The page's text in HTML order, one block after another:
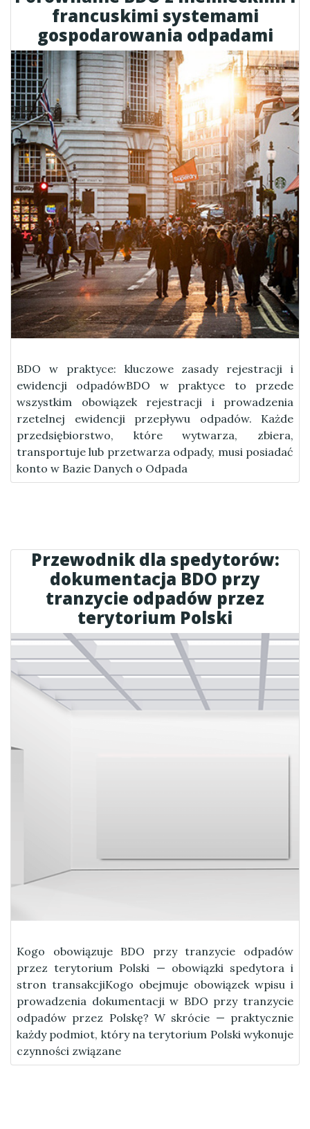
francuskimi systemami
gospodarowania odpadami
BDO w praktyce: kluczowe zasady rejestracji i
ewidencji odpadówBDO w praktyce to przede
wszystkim obowiązek rejestracji i prowadzenia
rzetelnej ewidencji przepływu odpadów. Każde
przedsiębiorstwo, które wytwarza, zbiera,
transportuje lub przetwarza odpady, musi posiadać
konto w Bazie Danych o Odpada
Przewodnik dla spedytorów:
dokumentacja BDO przy
tranzycie odpadów przez
terytorium Polski
Kogo obowiązuje BDO przy tranzycie odpadów
przez terytorium Polski — obowiązki spedytora i
stron transakcjiKogo obejmuje obowiązek wpisu i
prowadzenia dokumentacji w BDO przy tranzycie
odpadów przez Polskę? W skrócie — praktycznie
każdy podmiot, który na terytorium Polski wykonuje
czynności związane